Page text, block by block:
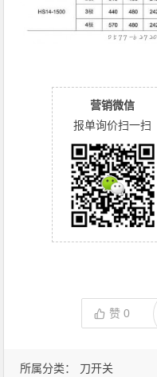
所属分类： 刀开关
营销微信
报单询价扫一扫
赞0